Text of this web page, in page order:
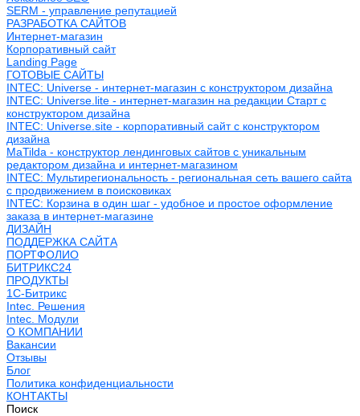
SERM - управление репутацией
РАЗРАБОТКА САЙТОВ
Интернет-магазин
Корпоративный сайт
Landing Page
ГОТОВЫЕ САЙТЫ
INTEC: Universe - интернет-магазин с конструктором дизайна
INTEC: Universe.lite - интернет-магазин на редакции Старт с
конструктором дизайна
INTEC: Universe.site - корпоративный сайт с конструктором
дизайна
MaTilda - конструктор лендинговых сайтов с уникальным
редактором дизайна и интернет-магазином
INTEC: Мультирегиональность - региональная сеть вашего сайта
с продвижением в поисковиках
INTEC: Корзина в один шаг - удобное и простое оформление
заказа в интернет-магазине
ДИЗАЙН
ПОДДЕРЖКА САЙТА
ПОРТФОЛИО
БИТРИКС24
ПРОДУКТЫ
1С-Битрикс
Intec. Решения
Intec. Модули
О КОМПАНИИ
Вакансии
Отзывы
Блог
Политика конфиденциальности
КОНТАКТЫ
Поиск